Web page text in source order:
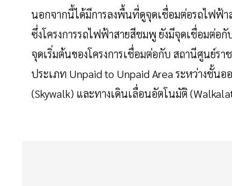
นอกจากนี้ได้มีการลงพื้นที่ดูจุดเชื่อมต่อรถไฟฟ้า
ซึ่งโครงการรถไฟฟ้าสายสีชมพู ยังมีจุดเชื่อมต่อ
จุดเริ่มต้นของโครงการเชื่อมต่อกับ สถานีศูนย์ร
ประเภท Unpaid to Unpaid Area ระหว่างชั้น
(Skywalk) และทางเดินเลื่อนอัตโนมัติ